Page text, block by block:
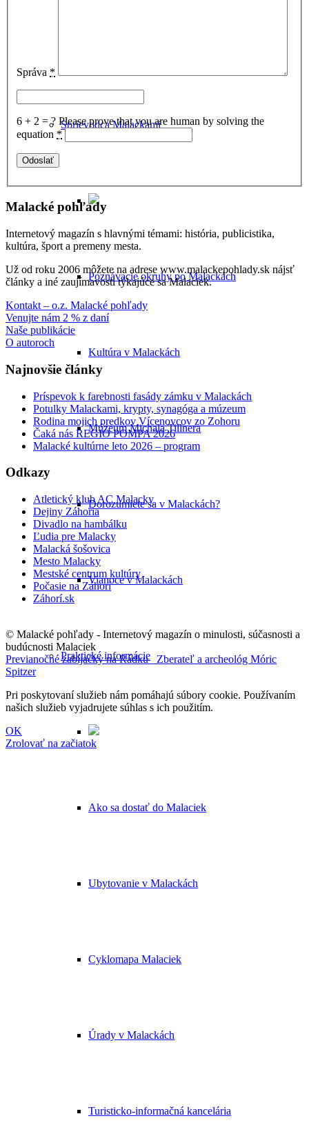
Sprievodca Malackami
Poznávacie okruhy po Malackách
Kultúra v Malackách
Múzeum Michala Tillnera
Dorozumiete sa v Malackách?
Vianoce v Malackách
Praktické informácie
Ako sa dostať do Malaciek
Ubytovanie v Malackách
Cyklomapa Malaciek
Úrady v Malackách
Turisticko-informačná kancelária
Správa *
6 + 2 = ? Please prove that you are human by solving the
equation *
Malacké pohľady
Internetový magazín s hlavnými témami: história, publicistika,
kultúra, šport a premeny mesta.
Už od roku 2006 môžete na adrese www.malackepohlady.sk nájsť
články a iné zaujímavosti týkajúce sa Malaciek.
Kontakt – o.z. Malacké pohľady
Venujte nám 2 % z daní
Naše publikácie
O autoroch
Najnovšie články
Príspevok k farebnosti fasády zámku v Malackách
Potulky Malackami, krypty, synagóga a múzeum
Rodina mojich predkov Vícenovcov zo Zohoru
Čaká nás REGIO POMPA 2026
Malacké kultúrne leto 2026 – program
Odkazy
Atletický klub AC Malacky
Dejiny Záhoria
Divadlo na hambálku
Ľudia pre Malacky
Malacká šošovica
Mesto Malacky
Mestské centrum kultúry
Počasie na Záhorí
Záhorí.sk
© Malacké pohľady - Internetový magazín o minulosti, súčasnosti a
budúcnosti Malaciek
Previanočné zabíjačky na Rádku
Zberateľ a archeológ Móric
Spitzer
Pri poskytovaní služieb nám pomáhajú súbory cookie. Používaním
našich služieb vyjadrujete súhlas s ich použitím.
OK
Zrolovať na začiatok